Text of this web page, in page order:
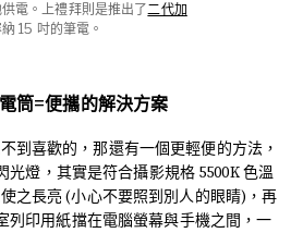
電。上禮拜則是推出了二代加
納 15 吋的筆電。
筒=便攜的解決方案
到喜歡的，那還有一個更輕便的方法，
光燈，其實是符合攝影規格 5500K 色溫
之長亮 (小心不要照到別人的眼睛)，再
列印用紙擋在電腦螢幕與手機之間，一